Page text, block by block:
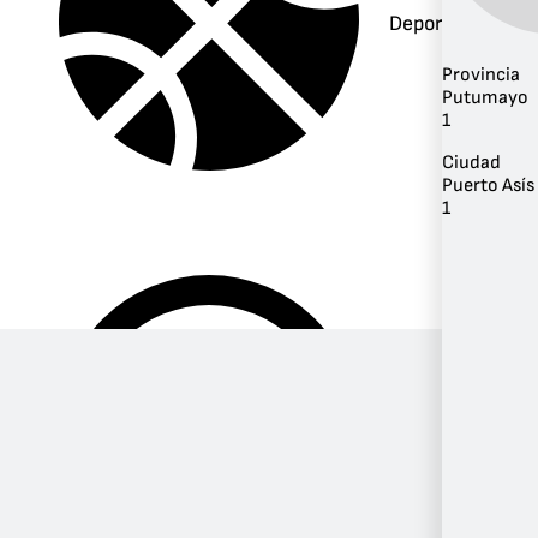
Deportes
Provincia
Putumayo
1
Ciudad
Puerto Asís
1